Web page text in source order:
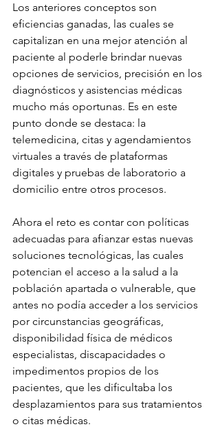
Los anteriores conceptos son
eficiencias ganadas, las cuales se
capitalizan en una mejor atención al
paciente al poderle brindar nuevas
opciones de servicios, precisión en los
diagnósticos y asistencias médicas
mucho más oportunas. Es en este
punto donde se destaca: la
telemedicina, citas y agendamientos
virtuales a través de plataformas
digitales y pruebas de laboratorio a
domicilio entre otros procesos.
Ahora el reto es contar con políticas
adecuadas para afianzar estas nuevas
soluciones tecnológicas, las cuales
potencian el acceso a la salud a la
población apartada o vulnerable, que
antes no podía acceder a los servicios
por circunstancias geográficas,
disponibilidad física de médicos
especialistas, discapacidades o
impedimentos propios de los
pacientes, que les dificultaba los
desplazamientos para sus tratamientos
o citas médicas.